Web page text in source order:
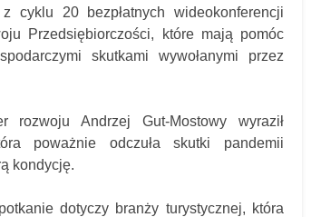
20 bezpłatnych wideokonferencji
Przedsiębiorczości, które mają pomóc
skutkami wywołanymi przez
rozwoju Andrzej Gut-Mostowy wyraził
poważnie odczuła skutki pandemii
kondycję.
dotyczy branży turystycznej, która